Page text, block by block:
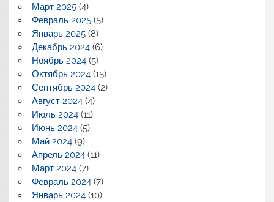
Март 2025(4)
Февраль 2025(5)
Январь 2025(8)
Декабрь 2024(6)
Ноябрь 2024(5)
Октябрь 2024(15)
Сентябрь 2024(2)
Август 2024(4)
Июль 2024(11)
Июнь 2024(5)
Май 2024(9)
Апрель 2024(11)
Март 2024(7)
Февраль 2024(7)
Январь 2024(10)